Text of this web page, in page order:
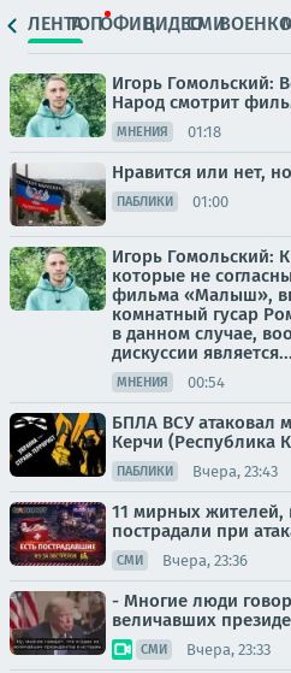
ЛЕНТАТОПОФИЦ.ВИДЕОСМИ
Игорь Гомольский:
Народ смотрит
МНЕНИЯ 01:18
Нравится или нет,
ПАБЛИКИ 01:00
Игорь Гомольский:
которые не
фильма «Малыш»,
комнатный гусар
в данном случае,
дискуссии является...
МНЕНИЯ 00:54
БПЛА ВСУ атаковал
Керчи (Республика
ПАБЛИКИ Вчера, 23:43
11 мирных жителей,
пострадали при
СМИ Вчера, 23:36
- Многие люди
величавших
СМИ Вчера, 23:33